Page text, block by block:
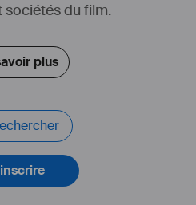
sociétés du film.
plus
Rechercher
indépendants, de fictions et de
quelques oeuvres allant du format
explorant des registres variés
et l’essai. Ses films ont été
à la technologie et l’histoire.
nouveau court-métrage de fiction.
#documentaire